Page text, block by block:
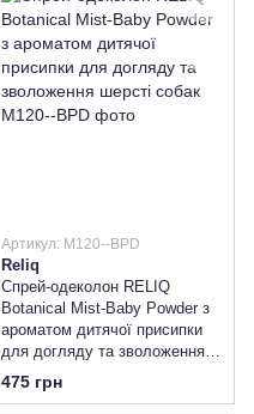
Артикул: M120--BPD
Reliq
Спрей-одеколон RELIQ
Botanical Mist-Baby Powder з
ароматом дитячої присипки
для догляду та зволоження
шерсті собак
475 грн